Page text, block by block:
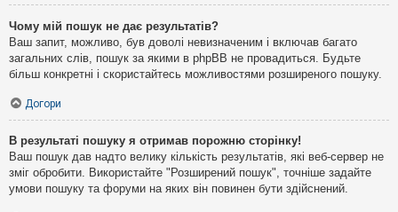
Чому мій пошук не дає результатів?
Ваш запит, можливо, був доволі невизначеним і включав багато
загальних слів, пошук за якими в phpBB не провадиться. Будьте
більш конкретні і скористайтесь можливостями розширеного пошуку.
Догори
В результаті пошуку я отримав порожню сторінку!
Ваш пошук дав надто велику кількість результатів, які веб-сервер не
зміг обробити. Використайте "Розширений пошук", точніше задайте
умови пошуку та форуми на яких він повинен бути здійснений.